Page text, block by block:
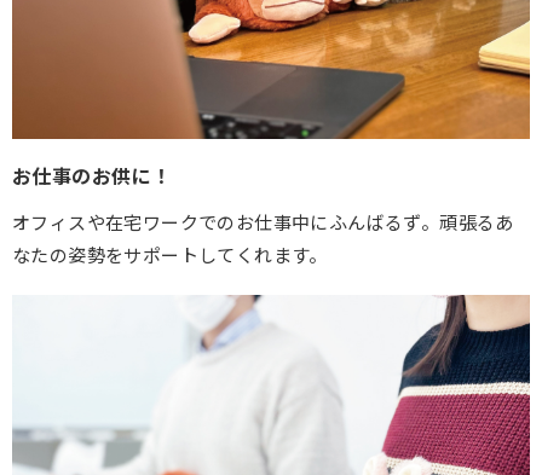
お仕事のお供に！
オフィスや在宅ワークでのお仕事中にふんばるず。頑張るあ
なたの姿勢をサポートしてくれます。